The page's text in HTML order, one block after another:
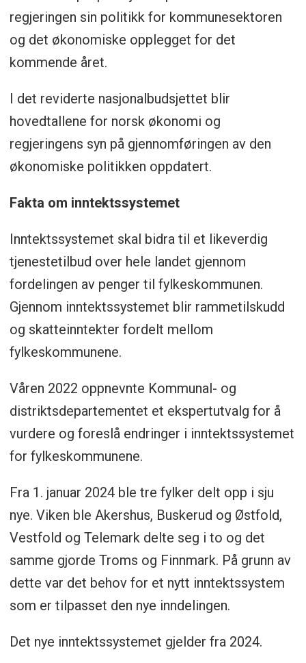
regjeringen sin politikk for kommunesektoren
og det økonomiske opplegget for det
kommende året.
I det reviderte nasjonalbudsjettet blir
hovedtallene for norsk økonomi og
regjeringens syn på gjennomføringen av den
økonomiske politikken oppdatert.
Fakta om inntektssystemet
Inntektssystemet skal bidra til et likeverdig
tjenestetilbud over hele landet gjennom
fordelingen av penger til fylkeskommunen.
Gjennom inntektssystemet blir rammetilskudd
og skatteinntekter fordelt mellom
fylkeskommunene.
Våren 2022 oppnevnte Kommunal- og
distriktsdepartementet et ekspertutvalg for å
vurdere og foreslå endringer i inntektssystemet
for fylkeskommunene.
Fra 1. januar 2024 ble tre fylker delt opp i sju
nye. Viken ble Akershus, Buskerud og Østfold,
Vestfold og Telemark delte seg i to og det
samme gjorde Troms og Finnmark. På grunn av
dette var det behov for et nytt inntektssystem
som er tilpasset den nye inndelingen.
Det nye inntektssystemet gjelder fra 2024.